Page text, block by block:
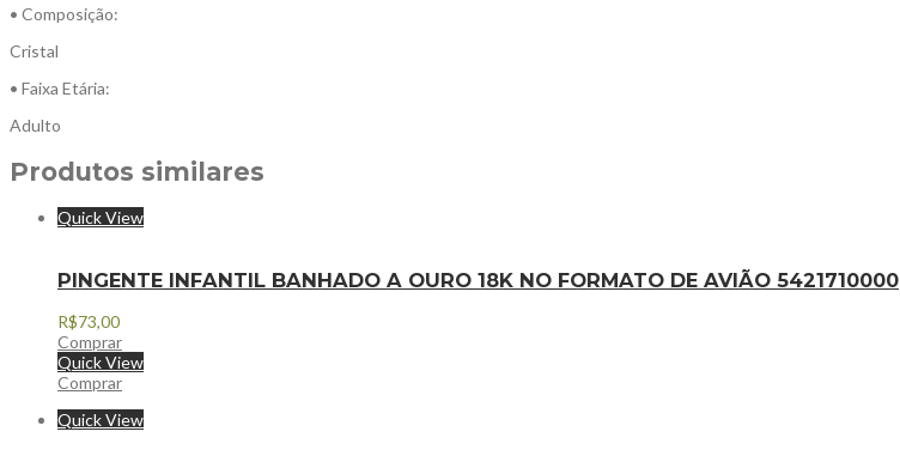
• Composição:
Cristal
• Faixa Etária:
Adulto
Produtos similares
Quick View
PINGENTE INFANTIL BANHADO A OURO 18K NO FORMATO DE AVIÃO 5421710000
R$73,00
Comprar
Quick View
Comprar
Quick View